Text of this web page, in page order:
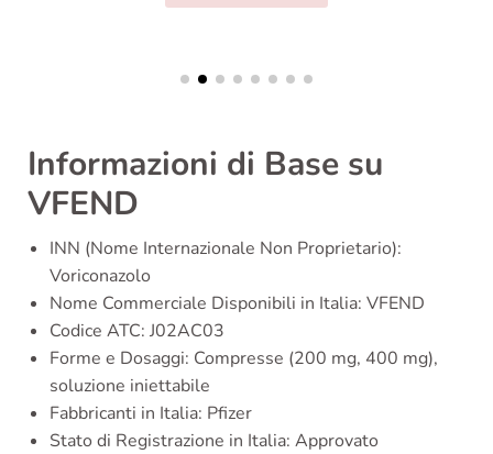
Informazioni di Base su
VFEND
INN (Nome Internazionale Non Proprietario):
Voriconazolo
Nome Commerciale Disponibili in Italia: VFEND
Codice ATC: J02AC03
Forme e Dosaggi: Compresse (200 mg, 400 mg),
soluzione iniettabile
Fabbricanti in Italia: Pfizer
Stato di Registrazione in Italia: Approvato